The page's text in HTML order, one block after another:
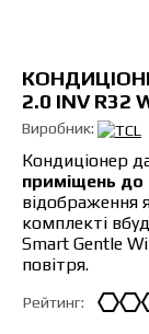
2.0 INV R32
Виробник:
Кондиціонер
приміщень до
відображення
комплекті
Smart Gentle
повітря.
Рейтинг: